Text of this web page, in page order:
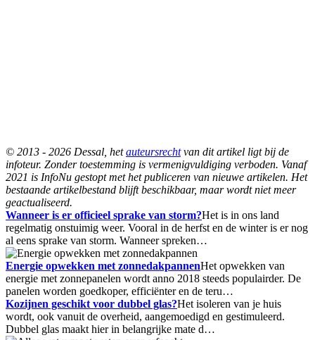
© 2013 - 2026 Dessal, hetauteursrechtvan dit artikel ligt bij de
infoteur. Zonder toestemming is vermenigvuldiging verboden. Vanaf
2021 is InfoNu gestopt met het publiceren van nieuwe artikelen. Het
bestaande artikelbestand blijft beschikbaar, maar wordt niet meer
geactualiseerd.
Wanneer is er officieel sprake van storm?Het is in ons land
regelmatig onstuimig weer. Vooral in de herfst en de winter is er nog
al eens sprake van storm. Wanneer spreken…
Energie opwekken met zonnedakpannenHet opwekken van
energie met zonnepanelen wordt anno 2018 steeds populairder. De
panelen worden goedkoper, efficiënter en de teru…
Kozijnen geschikt voor dubbel glas?Het isoleren van je huis
wordt, ook vanuit de overheid, aangemoedigd en gestimuleerd.
Dubbel glas maakt hier in belangrijke mate d…